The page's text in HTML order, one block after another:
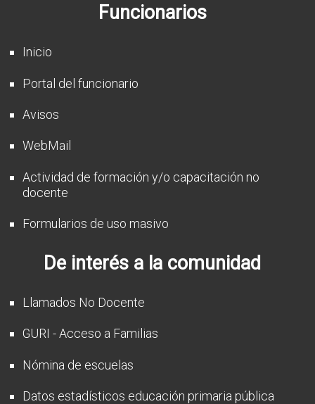
Funcionarios
Inicio
Portal del funcionario
Avisos
WebMail
Actividad de formación y/o capacitación no
docente
Formularios de uso masivo
De interés a la comunidad
Llamados No Docente
GURI - Acceso a Familias
Nómina de escuelas
Datos estadísticos educación primaria pública